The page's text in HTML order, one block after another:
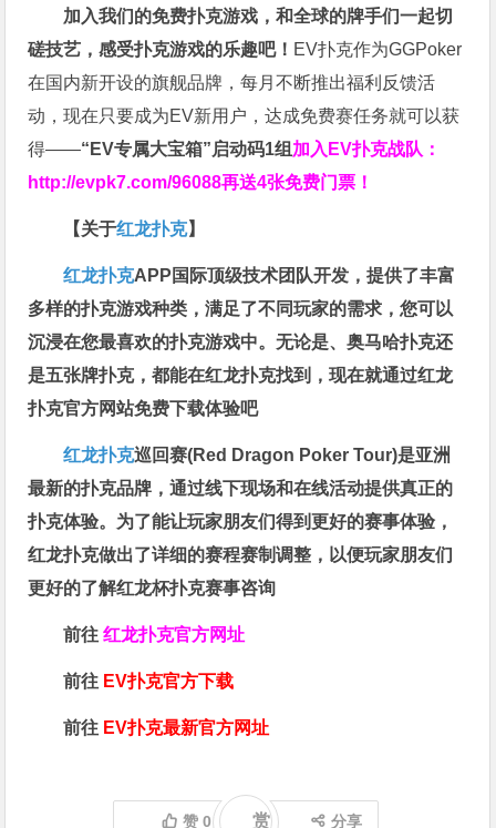
加入我们的免费扑克游戏，和全球的牌手们一起切
磋技艺，感受扑克游戏的乐趣吧！ EV扑克作为GGPoker
在国内新开设的旗舰品牌，每月不断推出福利反馈活
动，现在只要成为EV新用户，达成免费赛任务就可以获
得——“EV专属大宝箱”启动码1组 加入EV扑克战队：
http://evpk7.com/96088再送4张免费门票！
【关于红龙扑克】
红龙扑克APP国际顶级技术团队开发，提供了丰富
多样的扑克游戏种类，满足了不同玩家的需求，您可以
沉浸在您最喜欢的扑克游戏中。无论是、奥马哈扑克还
是五张牌扑克，都能在红龙扑克找到，现在就通过红龙
扑克官方网站免费下载体验吧
红龙扑克巡回赛​(Red Dragon Poker Tour)是亚洲
最新的扑克品牌，通过线下现场和在线活动提供真正的
扑克体验。为了能让玩家朋友们得到更好的赛事体验，
红龙扑克做出了详细的赛程赛制调整，以便玩家朋友们
更好的了解红龙杯扑克赛事咨询
前往红龙扑克官方网址
前往 EV扑克官方下载
前往 EV扑克最新官方网址
赞0 赏 分享